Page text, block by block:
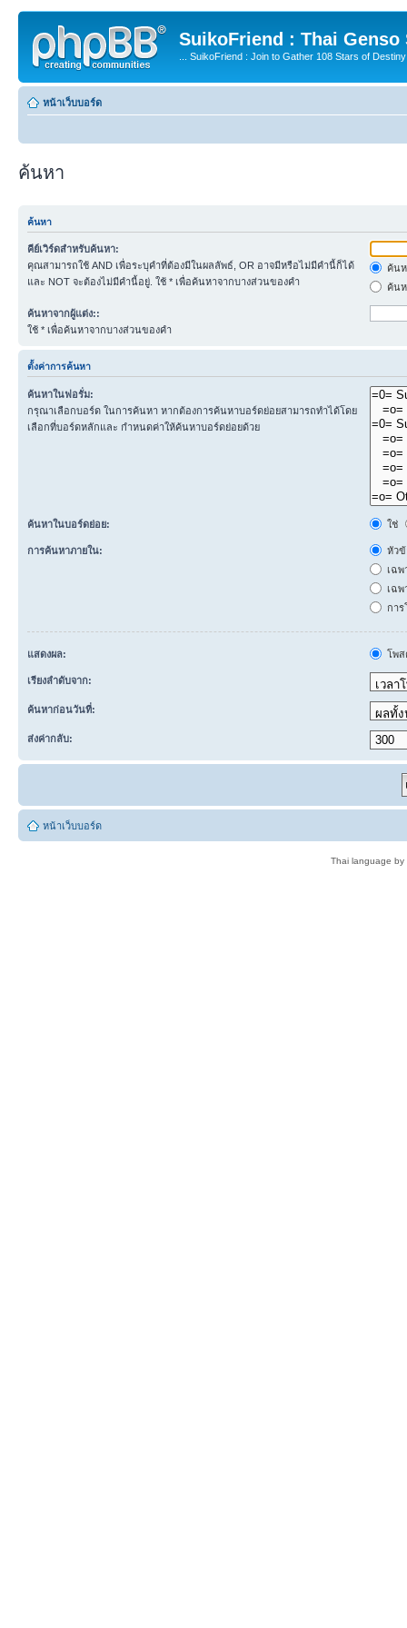
SuikoFriend : Thai Genso
... SuikoFriend : Join to Gather 108 Stars of
หน้าเว็บบอร์ด
ค้นหา
ค้นหา
คีย์เวิร์ดสำหรับค้นหา:
คุณสามารถใช้ AND เพื่อระบุคำที่ต้องมีในผลลัพธ์, OR อาจมีหรือไม่มีคำนี้ก็ได้
และ NOT จะต้องไม่มีคำนี้อยู่. ใช้ * เพื่อค้นหาจากบางส่วนของคำ
ค้น
ค้น
ค้นหาจากผู้แต่ง::
ใช้ * เพื่อค้นหาจากบางส่วนของคำ
ตั้งค่าการค้นหา
ค้นหาในฟอรั่ม:
กรุณาเลือกบอร์ด ในการค้นหา หากต้องการค้นหาบอร์ดย่อยสามารถทำได้โดย
เลือกที่บอร์ดหลักและ กำหนดค่าให้ค้นหาบอร์ดย่อยด้วย
ค้นหาในบอร์ดย่อย: ใช่
การค้นหาภายใน:
หัว
เฉ
เฉ
กา
แสดงผล: โพส
เรียงลำดับจาก:
ค้นหาก่อนวันที่:
ส่งค่ากลับ:
หน้าเว็บบอร์ด
Thai language by